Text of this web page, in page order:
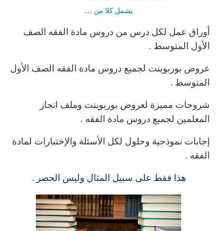
يشمل كلا من …
أوراق عمل لكل درس من دروس مادة الفقه الصف
الأول المتوسط .
عروض بوربوينت لجميع دروس مادة الفقه الصف الأول
المتوسط .
شروحات مميزة لعروض بوربوينت وملف انجاز
المعلمين لجميع دروس مادة الفقه .
إجابات نموذجية وحلول لكل الأسئلة والإختبارات لمادة
الفقه .
هذا فقط على سبيل المثال وليس الحصر .